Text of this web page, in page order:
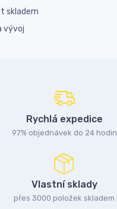
skladem
vývoj
Rychlá expedice
97% objednávek do 24 hodin
Vlastní sklady
přes 3000 položek skladem